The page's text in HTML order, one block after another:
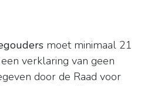
moet minimaal 21
verklaring van geen
door de Raad voor